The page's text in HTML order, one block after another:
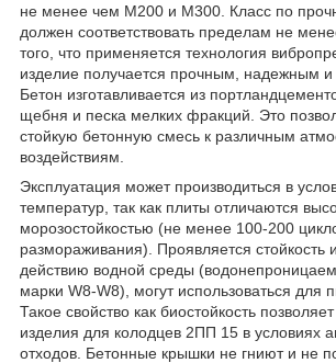
не менее чем М200 и М300. Класс по
должен соответствовать пределам не
того, что применяется технология
изделие получается прочным, надежным и
Бетон изготавливается из
щебня и песка мелких фракций. Это
стойкую бетонную смесь к различным
воздействиям.
Эксплуатация может производиться в
температур, так как плиты отличаются
морозостойкостью (не менее 100-200
размораживания). Проявляется стойкость
действию водной среды
марки W8-W8), могут использоваться для
Такое свойство как биостойкость
изделия для колодцев 2ПП 15 в условиях
отходов. Бетонные крышки не гниют и не